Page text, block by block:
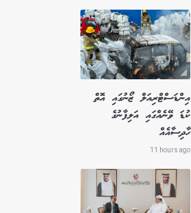
އިންޑަސްޓްރިއަލް ޒޯނުގައި އޮތް
ކުޑަ ވޭނެއްގައި އަލިފާނުގެ
ހާދިސާއެއް
11 hours ago